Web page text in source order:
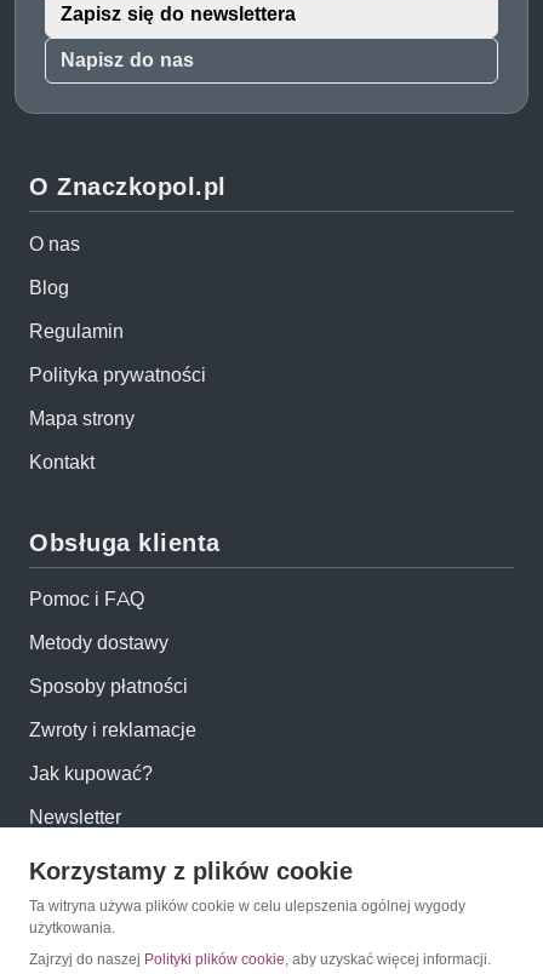
Napisz do nas
Zapisz się do newslettera
O Znaczkopol.pl
O nas
Blog
Regulamin
Polityka prywatności
Mapa strony
Kontakt
Obsługa klienta
Pomoc i FAQ
Metody dostawy
Sposoby płatności
Zwroty i reklamacje
Jak kupować?
Newsletter
Konto
Moje konto
Korzystamy z plików cookie
Ta witryna używa plików cookie w celu ulepszenia ogólnej wygody
użytkowania.
Zajrzyj do naszej Polityki plików cookie, aby uzyskać więcej informacji.